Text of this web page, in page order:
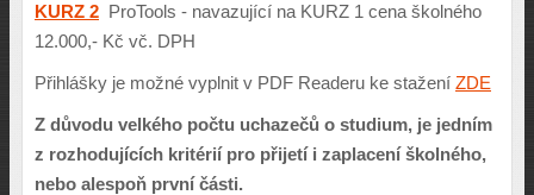
KURZ 2 ProTools - navazující na KURZ 1 cena školného
12.000,- Kč vč. DPH
Přihlášky je možné vyplnit v PDF Readeru ke stažení ZDE
Z důvodu velkého počtu uchazečů o studium, je jedním
z rozhodujících kritérií pro přijetí i zaplacení školného,
nebo alespoň první části.